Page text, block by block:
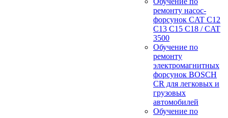
ремонту насос-
форсунок CAT C12
C13 C15 C18 / CAT
3500
Обучение по
ремонту
электромагнитных
форсунок BOSCH
CR для легковых и
грузовых
автомобилей
Обучение по